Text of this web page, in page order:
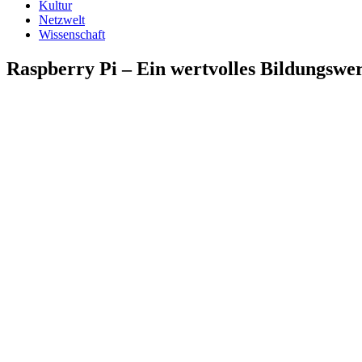
Kultur
Netzwelt
Wissenschaft
Raspberry Pi – Ein wertvolles